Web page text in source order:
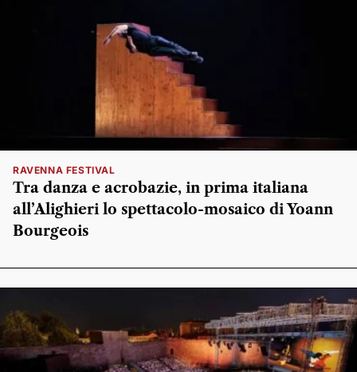
RAVENNA FESTIVAL
Tra danza e acrobazie, in prima italiana
all’Alighieri lo spettacolo-mosaico di Yoann
Bourgeois